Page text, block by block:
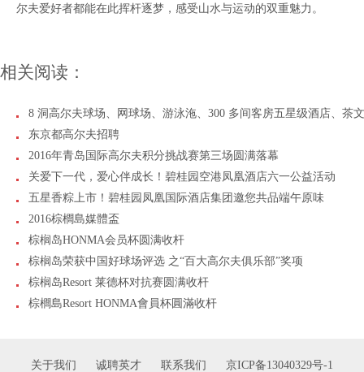
尔夫爱好者都能在此挥杆逐梦，感受山水与运动的双重魅力。
相关阅读：
8 洞高尔夫球场、网球场、游泳沲、300 多间客房五星级酒店、茶
东京都高尔夫招聘
2016年青岛国际高尔夫积分挑战赛第三场圆满落幕
关爱下一代，爱心伴成长！碧桂园空港凤凰酒店六一公益活动
五星香粽上市！碧桂园凤凰国际酒店集团邀您共品端午原味
2016棕櫚島媒體盃
棕榈岛HONMA会员杯圆满收杆
棕榈岛荣获中国好球场评选 之“百大高尔夫俱乐部”奖项
棕榈岛Resort 莱德杯对抗赛圆满收杆
棕櫚島Resort HONMA會員杯圓滿收杆
关于我们 诚聘英才 联系我们 京ICP备13040329号-1